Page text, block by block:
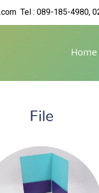
Tel : 089-185-4980,
Home
File